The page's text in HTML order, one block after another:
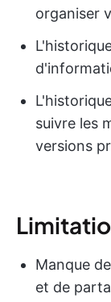
organiser
suivre les
versions
Manque
et de